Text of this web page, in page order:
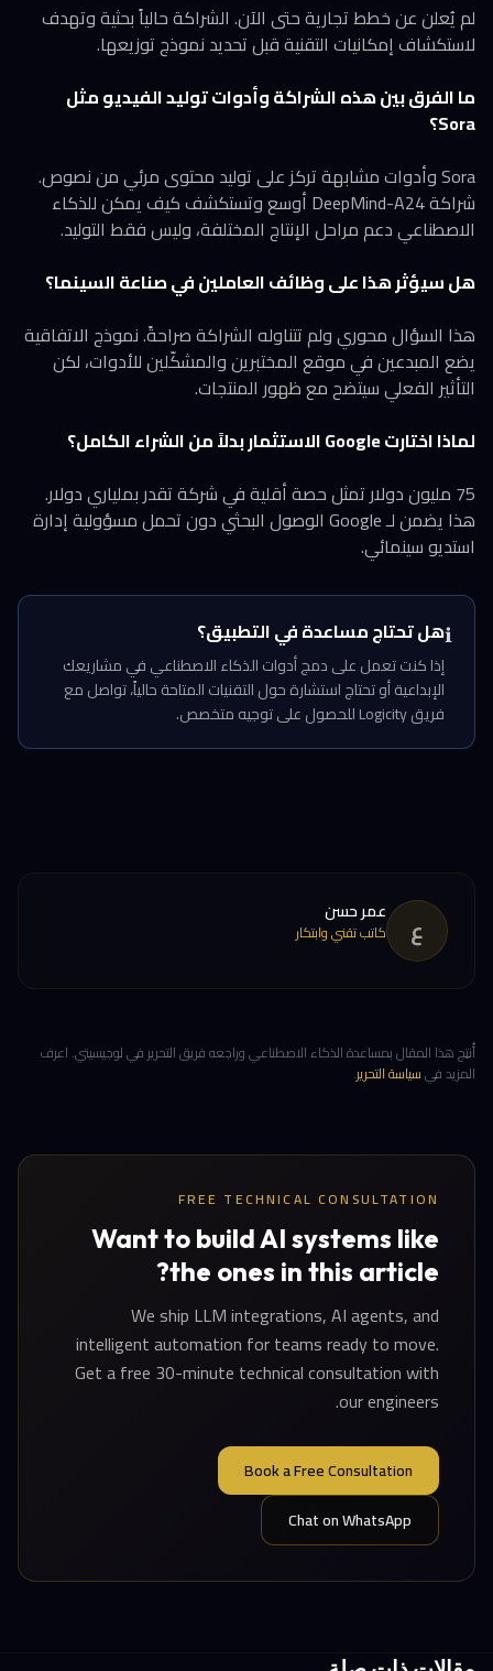
لم يُعلن عن خطط تجارية حتى الآن. الشراكة حالياً بحثية وتهدف
لاستكشاف إمكانيات التقنية قبل تحديد نموذج توزيعها.
ما الفرق بين هذه الشراكة وأدوات توليد الفيديو مثل
Sora؟
Sora وأدوات مشابهة تركز على توليد محتوى مرئي من نصوص.
شراكة DeepMind-A24 أوسع وتستكشف كيف يمكن للذكاء
الاصطناعي دعم مراحل الإنتاج المختلفة، وليس فقط التوليد.
هل سيؤثر هذا على وظائف العاملين في صناعة السينما؟
هذا السؤال محوري ولم تتناوله الشراكة صراحةً. نموذج الاتفاقية
يضع المبدعين في موقع المختبرين والمشكّلين للأدوات، لكن
التأثير الفعلي سيتضح مع ظهور المنتجات.
لماذا اختارت Google الاستثمار بدلاً من الشراء الكامل؟
75 مليون دولار تمثل حصة أقلية في شركة تقدر بملياري دولار.
هذا يضمن لـ Google الوصول البحثي دون تحمل مسؤولية إدارة
استديو سينمائي.
ℹ️هل تحتاج مساعدة في التطبيق؟
إذا كنت تعمل على دمج أدوات الذكاء الاصطناعي في مشاريعك
الإبداعية أو تحتاج استشارة حول التقنيات المتاحة حالياً، تواصل مع
فريق Logicity للحصول على توجيه متخصص.
ع عمر حسن
كاتب تقني وابتكار
أُنتِج هذا المقال بمساعدة الذكاء الاصطناعي وراجعه فريق التحرير في لوجيسيتي. اعرف
المزيد فيسياسة التحرير.
FREE TECHNICAL CONSULTATION
Want to build AI systems like
the ones in this article?
We ship LLM integrations, AI agents, and
intelligent automation for teams ready to move.
Get a free 30-minute technical consultation with
our engineers.
Book a Free Consultation
Chat on WhatsApp